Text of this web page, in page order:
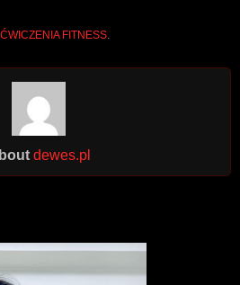
ĆWICZENIA FITNESS.
dewes.pl